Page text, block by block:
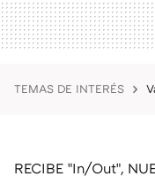
TEMAS DE INTERÉS
RECIBE "In/Out",